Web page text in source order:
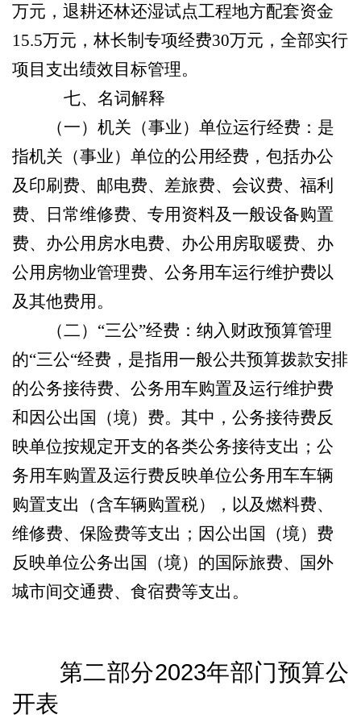
万元 ， 退耕还林还湿试点工程地方配套资金
15.5万元 ， 林长制专项经费30万元 ，全部实行
项目支出绩效目标管理。
七、名词解释
（一）机关（事业）单位运行经费：是
指机关（事业）单位的公用经费，包括办公
及印刷费、邮电费、差旅费、会议费、福利
费、日常维修费、专用资料及一般设备购置
费、办公用房水电费、办公用房取暖费、办
公用房物业管理费、公务用车运行维护费以
及其他费用。
（二） “三公”经费：纳入财政预算管理
的“三公“经费，是指用一般公共预算拨款安排
的公务接待费、公务用车购置及运行维护费
和因公出国（境）费。其中，公务接待费反
映单位按规定开支的各类公务接待支出；公
务用车购置及运行费反映单位公务用车车辆
购置支出（含车辆购置税），以及燃料费、
维修费、保险费等支出；因公出国（境）费
反映单位公务出国（境）的国际旅费、国外
城市间交通费、食宿费等支出。
第二部分2023年部门预算公
开表